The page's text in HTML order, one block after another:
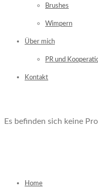
Brushes
Wimpern
Über mich
PR und
Kontakt
Es befinden sich keine
Home